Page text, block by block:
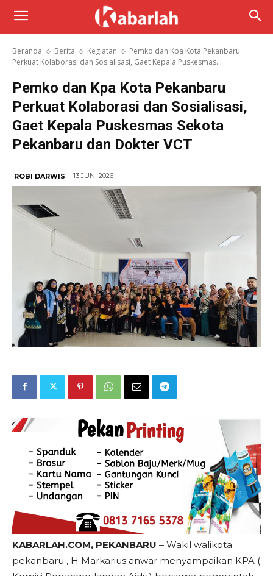
Beranda Berita Kegiatan
Pemko dan Kpa Kota Pekanbaru
Perkuat Kolaborasi dan Sosialisasi, Gaet Kepala Puskesmas...
Pemko dan Kpa Kota Pekanbaru
Perkuat Kolaborasi dan Sosialisasi,
Gaet Kepala Puskesmas Sekota
Pekanbaru dan Dokter VCT
ROBI DARWIS 13 JUNI 2026
KABARLAH.COM, PEKANBARU – Wakil walikota
pekanbaru , H Markarius anwar menyampaikan KPA (